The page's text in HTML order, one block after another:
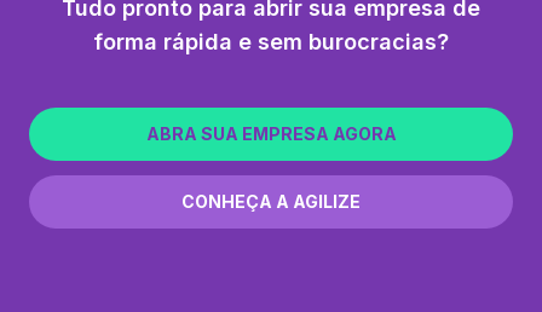
Tudo pronto para abrir sua empresa de
forma rápida e sem burocracias?
ABRA SUA EMPRESA AGORA
CONHEÇA A AGILIZE